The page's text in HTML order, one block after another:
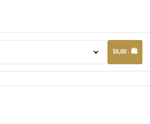
$0,00 · 🛍️